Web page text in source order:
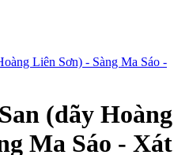
Liên Sơn) - Sàng Ma Sáo -
(dãy Hoàng
Ma Sáo - Xát